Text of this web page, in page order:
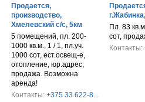
Продается,
производство,
Хмелевский с/с, 5км
5 помещений, пл. 200-
1000 кв.м., 1 / 1, пл.уч.
1000 сот, ест.освещ-е,
отопление, юр.адрес,
продажа. Возможна
аренда!
Контакты: +375 33 622-8...
Пл. 83
сот,
Контакты: